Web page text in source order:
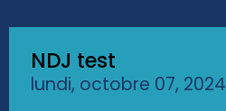
NDJ test
lundi, octobre 07, 2024